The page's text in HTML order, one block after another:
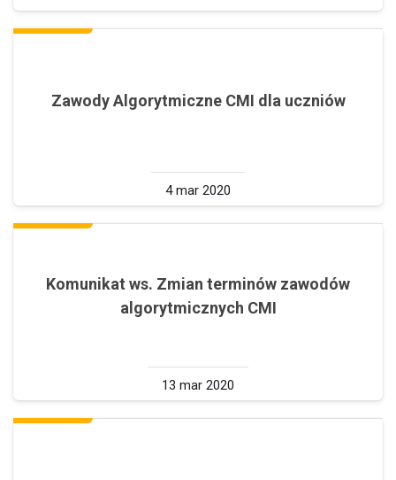
Zawody Algorytmiczne CMI dla uczniów
4 mar 2020
Komunikat ws. Zmian terminów zawodów
algorytmicznych CMI
13 mar 2020